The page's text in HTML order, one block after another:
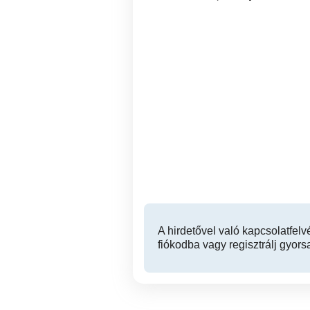
A hirdetővel való
fiókodba vagy regisztrálj